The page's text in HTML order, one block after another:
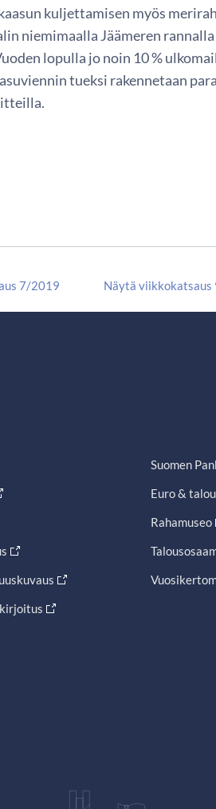
kuljettamisen myös
niemimaalla Jäämeren
lopulla jo noin 10 %
tueksi rakennetaan
7/2019 Näytä
Suomen
Euro &
Rahamuseo